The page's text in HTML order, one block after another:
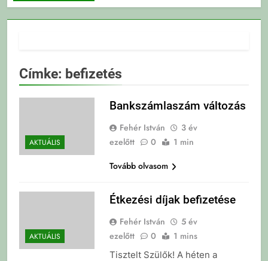
Címke: befizetés
AKTUÁLIS
Bankszámlaszám változás
Fehér István
3 év
ezelőtt
0
1 min
Tovább olvasom
AKTUÁLIS
Étkezési díjak befizetése
Fehér István
5 év
ezelőtt
0 1 mins
Tisztelt Szülők! A héten a